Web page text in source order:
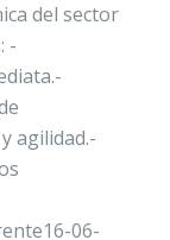
del sector
-
agilidad.-
06-